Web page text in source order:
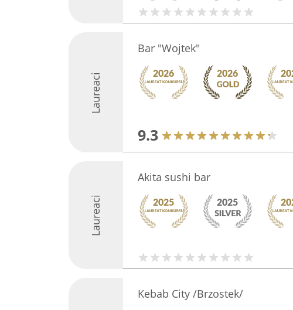
Laureaci
Bar "Wojtek"
9.3
Laureaci
Akita sushi bar
Kebab City /Brzostek/